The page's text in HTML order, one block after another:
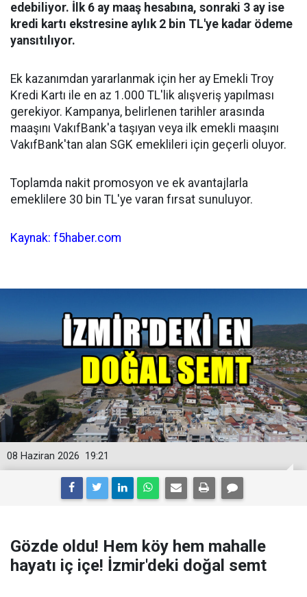
edebiliyor. İlk 6 ay maaş hesabına, sonraki 3 ay ise
kredi kartı ekstresine aylık 2 bin TL'ye kadar ödeme
yansıtılıyor.
Ek kazanımdan yararlanmak için her ay Emekli Troy
Kredi Kartı ile en az 1.000 TL'lik alışveriş yapılması
gerekiyor. Kampanya, belirlenen tarihler arasında
maaşını VakıfBank'a taşıyan veya ilk emekli maaşını
VakıfBank'tan alan SGK emeklileri için geçerli oluyor.
Toplamda nakit promosyon ve ek avantajlarla
emeklilere 30 bin TL'ye varan fırsat sunuluyor.
Kaynak: f5haber.com
19:21
08 Haziran 2026
Gözde oldu! Hem köy hem mahalle
hayatı iç içe! İzmir'deki doğal semt